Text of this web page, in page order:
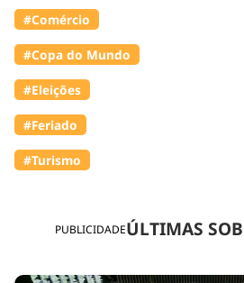
PUBLICIDADEÚLTIMAS
#Comércio
#Copa do Mundo
#Eleições
#Feriado
#Turismo